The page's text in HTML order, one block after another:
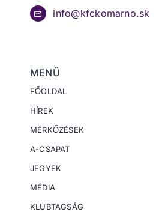
info@kfckomarno.sk
MENÜ
FŐOLDAL
HÍREK
MÉRKŐZÉSEK
A-CSAPAT
JEGYEK
MÉDIA
KLUBTAGSÁG